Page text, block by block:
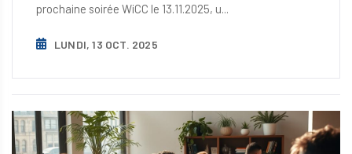
prochaine soirée WiCC le 13.11.2025, u...
LUNDI, 13 OCT. 2025